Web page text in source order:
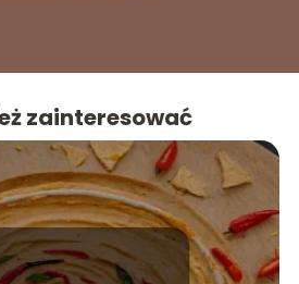
zainteresować